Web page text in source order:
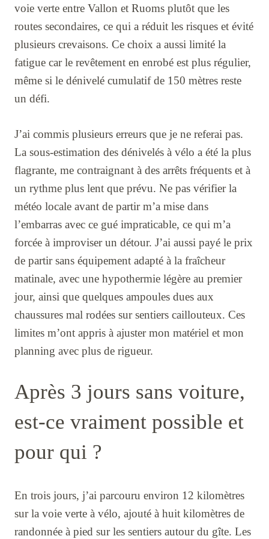
voie verte entre Vallon et Ruoms plutôt que les
routes secondaires, ce qui a réduit les risques et évité
plusieurs crevaisons. Ce choix a aussi limité la
fatigue car le revêtement en enrobé est plus régulier,
même si le dénivelé cumulatif de 150 mètres reste
un défi.
J’ai commis plusieurs erreurs que je ne referai pas.
La sous-estimation des dénivelés à vélo a été la plus
flagrante, me contraignant à des arrêts fréquents et à
un rythme plus lent que prévu. Ne pas vérifier la
météo locale avant de partir m’a mise dans
l’embarras avec ce gué impraticable, ce qui m’a
forcée à improviser un détour. J’ai aussi payé le prix
de partir sans équipement adapté à la fraîcheur
matinale, avec une hypothermie légère au premier
jour, ainsi que quelques ampoules dues aux
chaussures mal rodées sur sentiers caillouteux. Ces
limites m’ont appris à ajuster mon matériel et mon
planning avec plus de rigueur.
Après 3 jours sans voiture,
est-ce vraiment possible et
pour qui ?
En trois jours, j’ai parcouru environ 12 kilomètres
sur la voie verte à vélo, ajouté à huit kilomètres de
randonnée à pied sur les sentiers autour du gîte. Les